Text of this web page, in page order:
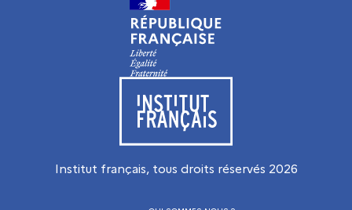
Visiter le site de l’Institut français
Institut français, tous droits réservés 2026